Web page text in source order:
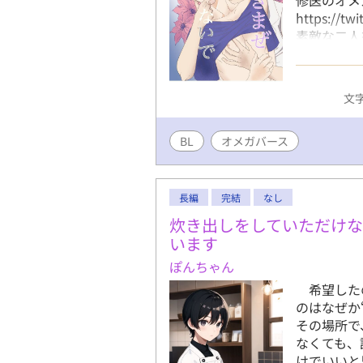
https://
素敵な二
あります
ございま
文
BL オメガバース
長編 完結 なし
炊き出しをしていただけ
います
ぽんちゃん
希望し
のはなぜ
その場所
なくても